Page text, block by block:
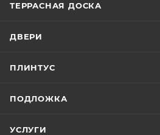
ТЕРРАСНАЯ ДОСКА
ДВЕРИ
ПЛИНТУС
ПОДЛОЖКА
УСЛУГИ